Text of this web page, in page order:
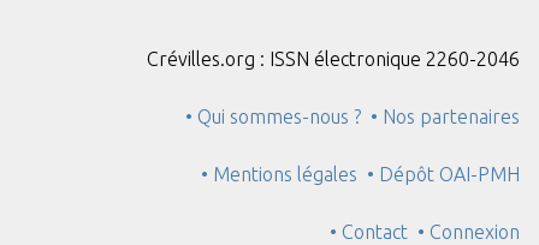
Crévilles.org : ISSN électronique 2260-2046
• Qui sommes-nous ? • Nos partenaires
• Mentions légales • Dépôt OAI-PMH
• Contact • Connexion